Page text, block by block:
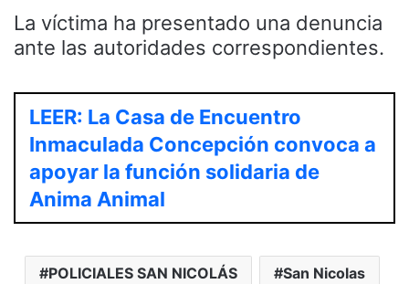
La víctima ha presentado una denuncia
ante las autoridades correspondientes.
LEER: La Casa de Encuentro
Inmaculada Concepción convoca a
apoyar la función solidaria de
Anima Animal
POLICIALES SAN NICOLÁS San Nicolas